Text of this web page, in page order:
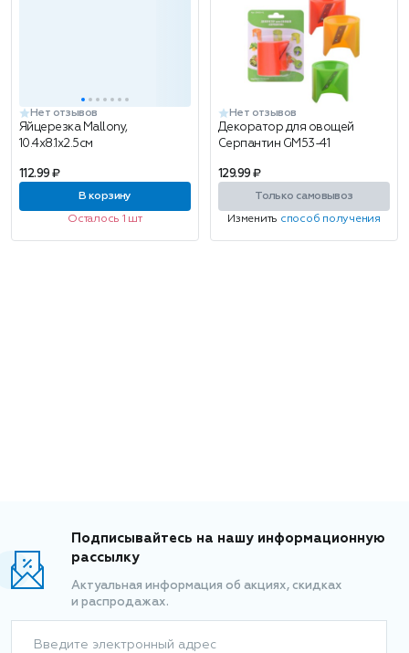
Нет отзывов
Яйцерезка Mallony,
10.4x8.1x2.5см
112.99 ₽
В корзину
Осталось 1 шт
Нет отзывов
Декоратор для овощей
Серпантин GM53-41
129.99 ₽
Только самовывоз
Изменить способ получения
Подписывайтесь на нашу информационную
рассылку
Актуальная информация об акциях, скидках
и распродажах.
Введите электронный адрес